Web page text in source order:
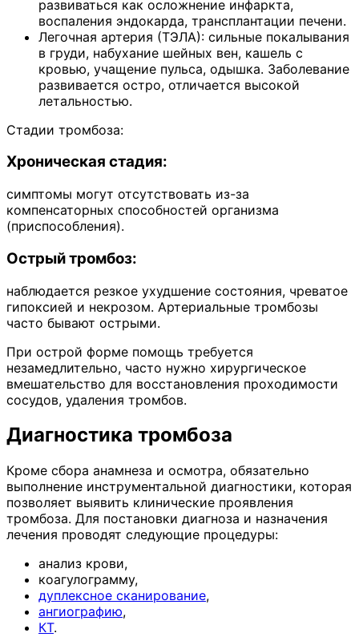
развиваться как осложнение инфаркта,
воспаления эндокарда, трансплантации печени.
Легочная артерия (ТЭЛА): сильные покалывания
в груди, набухание шейных вен, кашель с
кровью, учащение пульса, одышка. Заболевание
развивается остро, отличается высокой
летальностью.
Стадии тромбоза:
Хроническая стадия:
симптомы могут отсутствовать из-за
компенсаторных способностей организма
(приспособления).
Острый тромбоз:
наблюдается резкое ухудшение состояния, чреватое
гипоксией и некрозом. Артериальные тромбозы
часто бывают острыми.
При острой форме помощь требуется
незамедлительно, часто нужно хирургическое
вмешательство для восстановления проходимости
сосудов, удаления тромбов.
Диагностика тромбоза
Кроме сбора анамнеза и осмотра, обязательно
выполнение инструментальной диагностики, которая
позволяет выявить клинические проявления
тромбоза. Для постановки диагноза и назначения
лечения проводят следующие процедуры:
анализ крови,
коагулограмму,
дуплексное сканирование,
ангиографию,
КТ.